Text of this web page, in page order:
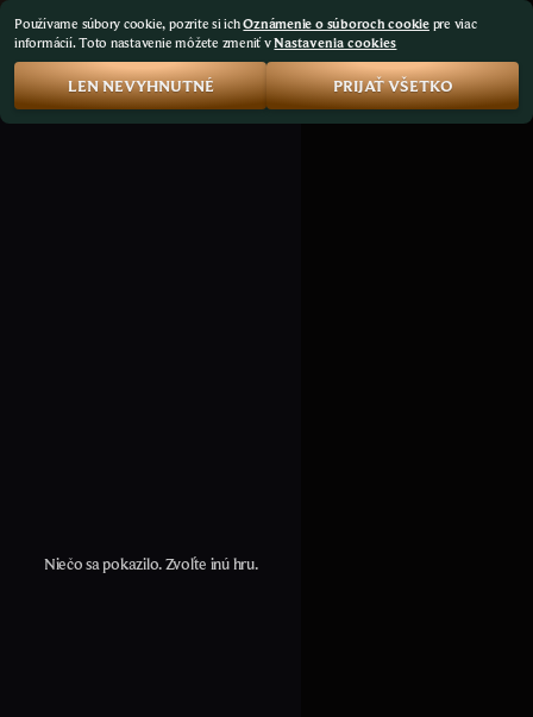
Niečo sa pokazilo. Zvoľte inú hru.
Používame súbory cookie, pozrite si ichOznámenie o súboroch cookiepre viac
informácií. Toto nastavenie môžete zmeniť vNastavenia cookies
LEN NEVYHNUTNÉ PRIJAŤ VŠETKO